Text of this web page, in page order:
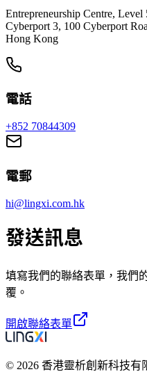
Entrepreneurship Centre, Level
Cyberport 3, 100 Cyberport
Hong Kong
電話
+852 70844309
電郵
hi@lingxi.com.hk
發送訊息
填寫我們的聯絡表單，我們
覆。
開啟聯絡表單
© 2026 香港靈析創新科技有